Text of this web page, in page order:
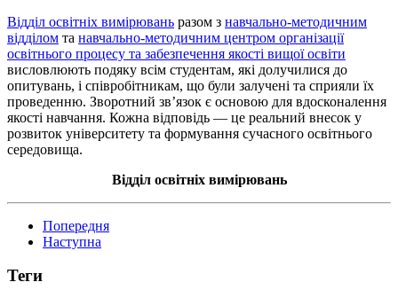
Відділ освітніх вимірювань разом з навчально-методичним
відділом та навчально-методичним центром організації
освітнього процесу та забезпечення якості вищої освіти
висловлюють подяку всім студентам, які долучилися до
опитувань, і співробітникам, що були залучені та сприяли їх
проведенню. Зворотний зв’язок є основою для вдосконалення
якості навчання. Кожна відповідь — це реальний внесок у
розвиток університету та формування сучасного освітнього
середовища.
Відділ освітніх вимірювань
Попередня
Наступна
Теги